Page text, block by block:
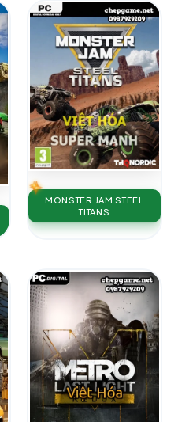
MONSTER JAM STEEL
TITANS